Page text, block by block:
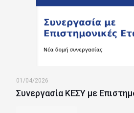
01/04/2026
Συνεργασία ΚΕΣΥ με